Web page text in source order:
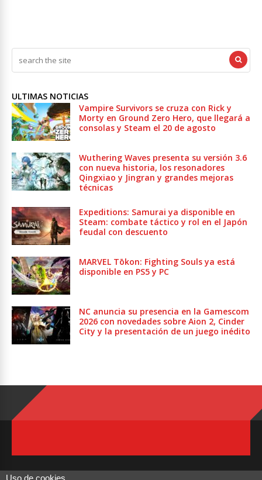
ULTIMAS NOTICIAS
Vampire Survivors se cruza con Rick y
Morty en Ground Zero Hero, que llegará a
consolas y Steam el 20 de agosto
Wuthering Waves presenta su versión 3.6
con nueva historia, los resonadores
Qingxiao y Jingran y grandes mejoras
técnicas
Expeditions: Samurai ya disponible en
Steam: combate táctico y rol en el Japón
feudal con descuento
MARVEL Tōkon: Fighting Souls ya está
disponible en PS5 y PC
NC anuncia su presencia en la Gamescom
2026 con novedades sobre Aion 2, Cinder
City y la presentación de un juego inédito
Uso de cookies